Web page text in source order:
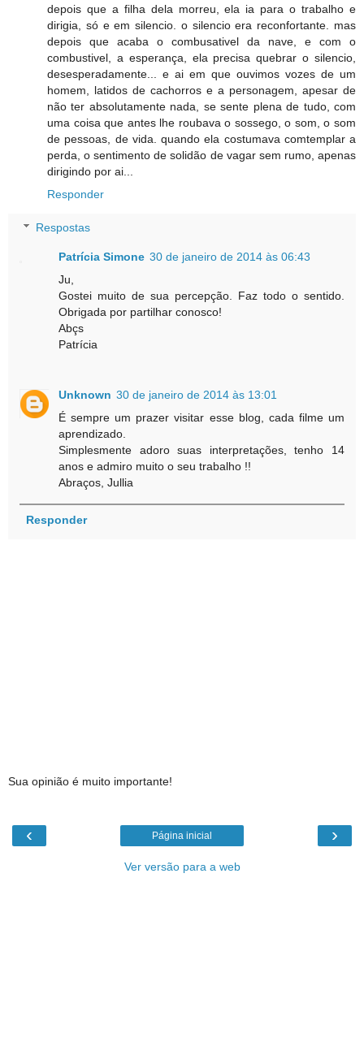
depois que a filha dela morreu, ela ia para o trabalho e
dirigia, só e em silencio. o silencio era reconfortante. mas
depois que acaba o combusativel da nave, e com o
combustivel, a esperança, ela precisa quebrar o silencio,
desesperadamente... e ai em que ouvimos vozes de um
homem, latidos de cachorros e a personagem, apesar de
não ter absolutamente nada, se sente plena de tudo, com
uma coisa que antes lhe roubava o sossego, o som, o som
de pessoas, de vida. quando ela costumava comtemplar a
perda, o sentimento de solidão de vagar sem rumo, apenas
dirigindo por ai...
Responder
Respostas
Patrícia Simone 30 de janeiro de 2014 às 06:43
Ju,
Gostei muito de sua percepção. Faz todo o sentido.
Obrigada por partilhar conosco!
Abçs
Patrícia
Unknown 30 de janeiro de 2014 às 13:01
É sempre um prazer visitar esse blog, cada filme um
aprendizado.
Simplesmente adoro suas interpretações, tenho 14
anos e admiro muito o seu trabalho !!
Abraços, Jullia
Responder
Sua opinião é muito importante!
‹ ›
Página inicial
Ver versão para a web